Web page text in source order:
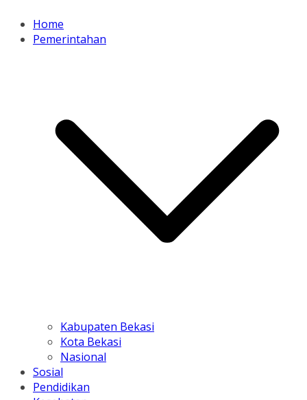
Home
Pemerintahan
Kabupaten Bekasi
Kota Bekasi
Nasional
Sosial
Pendidikan